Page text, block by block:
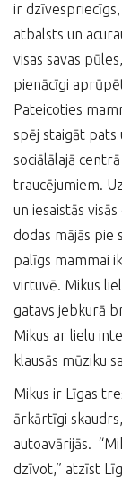
ir dzīvespriecīgs,
atbalsts un
visas savas
pienācīgi
Pateicoties
spēj staigāt pats
sociālālajā
traucējumiem.
un iesaistās
dodas mājās pie
palīgs mammai
virtuvē. Mikus
gatavs jebkurā
Mikus ar lielu
klausās mūziku
Mikus ir Līgas
ārkārtīgi
autoavārijās.
dzīvot,” atzīst